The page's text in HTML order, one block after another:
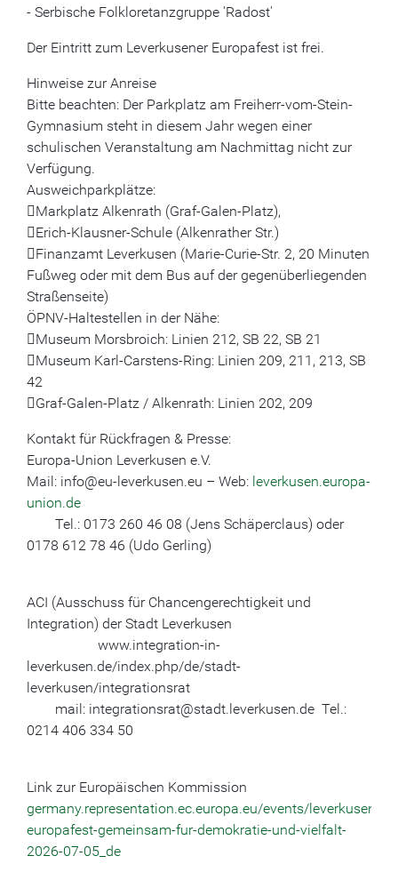
- Serbische Folkloretanzgruppe 'Radost'
Der Eintritt zum Leverkusener Europafest ist frei.
Hinweise zur Anreise
Bitte beachten: Der Parkplatz am Freiherr-vom-Stein-
Gymnasium steht in diesem Jahr wegen einer
schulischen Veranstaltung am Nachmittag nicht zur
Verfügung.
Ausweichparkplätze:
Markplatz Alkenrath (Graf-Galen-Platz),
Erich-Klausner-Schule (Alkenrather Str.)
Finanzamt Leverkusen (Marie-Curie-Str. 2, 20 Minuten
Fußweg oder mit dem Bus auf der gegenüberliegenden
Straßenseite)
ÖPNV-Haltestellen in der Nähe:
Museum Morsbroich: Linien 212, SB 22, SB 21
Museum Karl-Carstens-Ring: Linien 209, 211, 213, SB
42
Graf-Galen-Platz / Alkenrath: Linien 202, 209
Kontakt für Rückfragen & Presse:
Europa-Union Leverkusen e.V.
Mail: info@eu-leverkusen.eu – Web: leverkusen.europa-
union.de
Tel.: 0173 260 46 08 (Jens Schäperclaus) oder
0178 612 78 46 (Udo Gerling)
ACI (Ausschuss für Chancengerechtigkeit und
Integration) der Stadt Leverkusen
www.integration-in-
leverkusen.de/index.php/de/stadt-
leverkusen/integrationsrat
mail: integrationsrat@stadt.leverkusen.de Tel.:
0214 406 334 50
Link zur Europäischen Kommission
germany.representation.ec.europa.eu/events/leverkusener-
europafest-gemeinsam-fur-demokratie-und-vielfalt-
2026-07-05_de